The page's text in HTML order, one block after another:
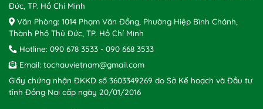
Đức, TP. Hồ Chí Minh
Văn Phòng: 1014 Phạm Văn Đồng, Phường Hiệp Bình Chánh,
Thành Phố Thủ Đức, TP. Hồ Chí Minh
Hotline: 090 678 3533 - 090 668 3533
Email: tochauvietnam@gmail.com
Giấy chứng nhận ĐKKD số 3603349269 do Sở Kế hoạch và Đầu tư
tỉnh Đồng Nai cấp ngày 20/01/2016